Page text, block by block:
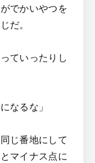
でかいやつを
だ。
ていったりし
なるな」
じ番地にして
マイナス点に